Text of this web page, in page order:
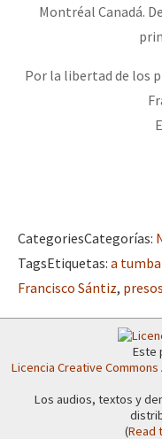
Medios Libres
COVID-19
Contacto
Se o México sabe, que o
[25 abr – CDMX] Tokín
Montréal Canadá.
Por la libertad de los
CategoriesCategorías:
TagsEtiquetas: a
Francisco Sántiz,
Este
Licencia Creative
Los audios, textos y
(Read